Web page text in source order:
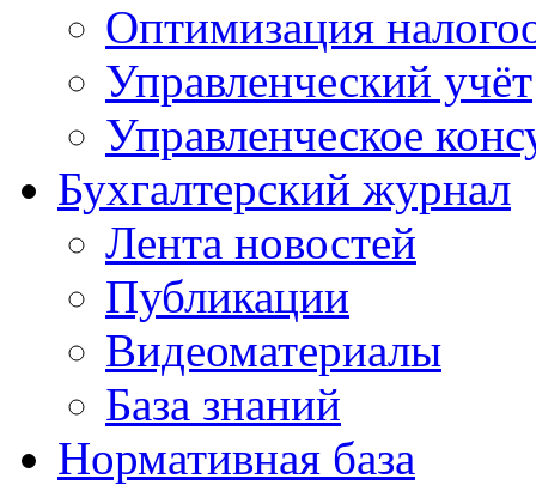
Оптимизация
Управленческий учёт
Управленческое
Бухгалтерский журнал
Лента новостей
Публикации
Видеоматериалы
База знаний
Нормативная база